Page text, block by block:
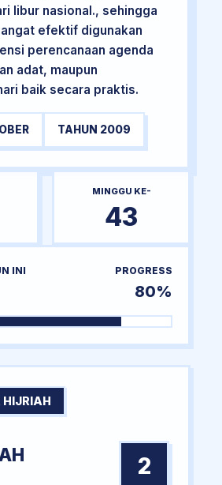
libur nasional., sehingga
efektif digunakan
perencanaan agenda
adat, maupun
baik secara praktis.
TAHUN 2009
MINGGU KE-
43
INI PROGRESS
80%
HIJRIAH
2